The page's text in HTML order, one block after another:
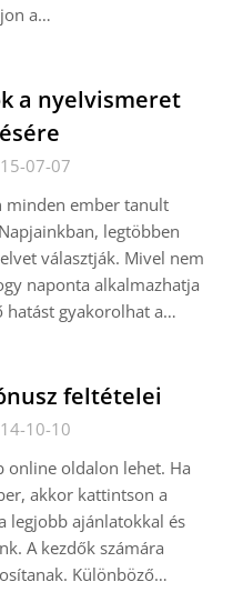
a…
a nyelvismeret
07-07
minden ember tanult
legtöbben
választják. Mivel nem
naponta alkalmazhatja
hatást gyakorolhat a…
feltételei
10-10
online oldalon lehet. Ha
akkor kattintson a
legjobb ajánlatokkal és
A kezdők számára
Különböző…